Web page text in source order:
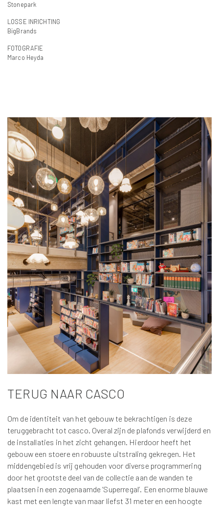
Stonepark
LOSSE INRICHTING
BigBrands
FOTOGRAFIE
Marco Heyda
TERUG NAAR CASCO
Om de identiteit van het gebouw te bekrachtigen is deze
teruggebracht tot casco. Overal zijn de plafonds verwijderd en
de installaties in het zicht gehangen. Hierdoor heeft het
gebouw een stoere en robuuste uitstraling gekregen. Het
middengebied is vrij gehouden voor diverse programmering
door het grootste deel van de collectie aan de wanden te
plaatsen in een zogenaamde ’Superregal’. Een enorme blauwe
kast met een lengte van maar liefst 31 meter en een hoogte